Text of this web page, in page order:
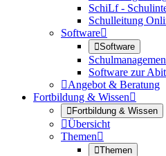
SchiLf -
Schulleitung
Software
Software
Software zur
Angebot & Beratung
Fortbildung & Wissen
Fortbildung & Wissen
Übersicht
Themen
Themen